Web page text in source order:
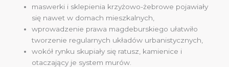
maswerki i sklepienia krzyżowo-żebrowe pojawiały
się nawet w domach mieszkalnych,
wprowadzenie prawa magdeburskiego ułatwiło
tworzenie regularnych układów urbanistycznych,
wokół rynku skupiały się ratusz, kamienice i
otaczający je system murów.